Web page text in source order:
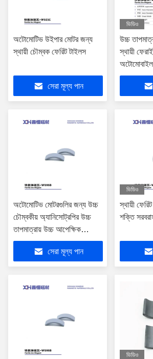
অটোমোটিভ উইপার মোটর জন্য
স্থায়ী চৌম্বক ফেরিট টাইলস
সেরা মূল্য পান
ভিডিও
উচ্চ
স্থায়ী
অটোমোবাইল
কর্মক্ষমতা
অটোমোটিভ মোটরগুলির জন্য উচ্চ
চৌম্বকীয় অ্যানিসোট্রপির উচ্চ
তাপমাত্রায় উচ্চ আপেক্ষিক
ঘনত্বের সাথে সিন্টারযুক্ত কার
ফেরিট চৌম্বকসেরা মূল্য পান
ভিডিও
স্থায়ী
শক্তি
ভিডিও